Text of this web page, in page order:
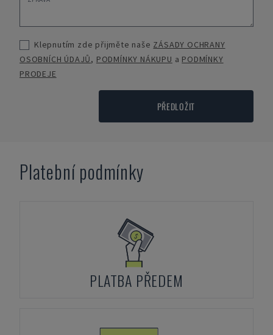
Klepnutím zde přijměte naše ZÁSADY OCHRANY
OSOBNÍCH ÚDAJŮ, PODMÍNKY NÁKUPU a PODMÍNKY
PRODEJE
PŘEDLOŽIT
Platební podmínky
PLATBA PŘEDEM